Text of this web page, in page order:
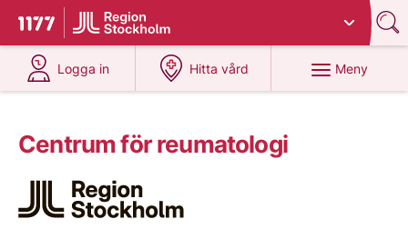
Till startsidan för 1177
Du har valt region
Logga in
på 1177.se
Hitta vård
på 1177.se
Meny
Centrum för reumatologi